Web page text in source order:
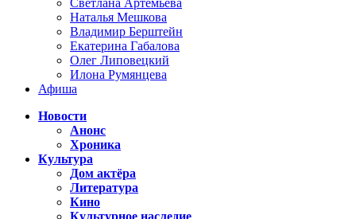
Светлана Артемьева
Наталья Мешкова
Владимир Берштейн
Екатерина Габалова
Олег Липовецкий
Илона Румянцева
Афиша
Новости
Анонс
Хроника
Культура
Дом актёра
Литература
Кино